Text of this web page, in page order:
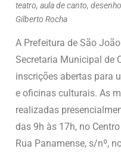
teatro, aula de canto,
Gilberto Rocha
A Prefeitura de São
Secretaria Municipal de
inscrições abertas para
e oficinas culturais. As
realizadas
das 9h às 17h, no
Rua Panamense, s/nº,